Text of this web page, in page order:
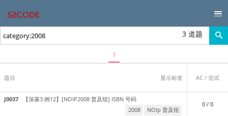
3 道题
1
题目 显示标签 AC / 尝试
J0037 【深基3.例12】[NOIP2008 普及组] ISBN 号码
2008
NOIp 普及组
0 / 0